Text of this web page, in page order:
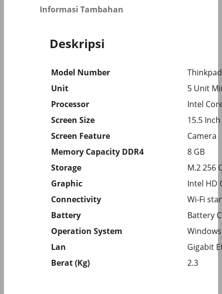
Informasi Tambahan
Deskripsi
Model Number
Unit
5 Unit
Processor
Intel
Screen Size
15.5
Screen Feature
Camera
Memory Capacity DDR4
8 GB
Storage
M.2 256
Graphic
Intel HD
Connectivity
Wi-Fi
Battery
Battery
Operation System
Lan
Gigabit
Berat (Kg)
2.3